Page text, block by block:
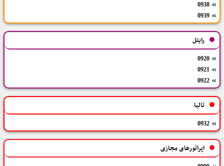
0938
0939
رایتل
0920
0921
0922
تالیا
0932
اپراتورهای مجازی